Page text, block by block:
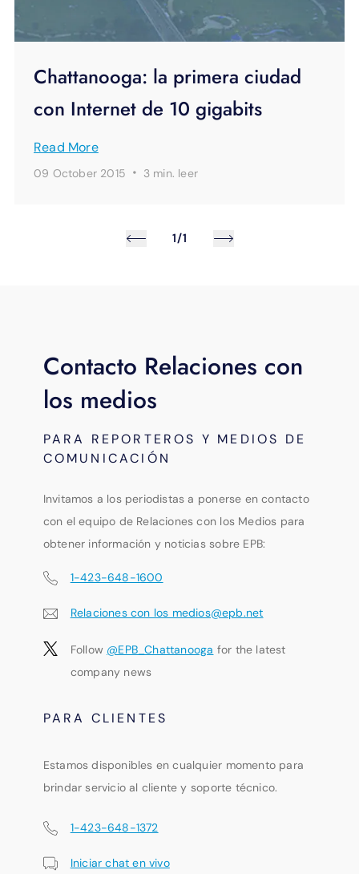
Chattanooga: la primera ciudad
con Internet de 10 gigabits
Read More
09 October 2015 · 3 min. leer
1/1
Contacto Relaciones con
los medios
PARA REPORTEROS Y MEDIOS DE
COMUNICACIÓN
Invitamos a los periodistas a ponerse en contacto
con el equipo de Relaciones con los Medios para
obtener información y noticias sobre EPB:
1-423-648-1600
Relaciones con los medios@epb.net
Follow @EPB_Chattanooga for the latest
company news
PARA CLIENTES
Estamos disponibles en cualquier momento para
brindar servicio al cliente y soporte técnico.
1-423-648-1372
Iniciar chat en vivo